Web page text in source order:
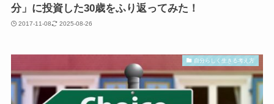
分」に投資した30歳をふり返ってみた！
2017-11-08 2025-08-26
自分らしく生きる考え方